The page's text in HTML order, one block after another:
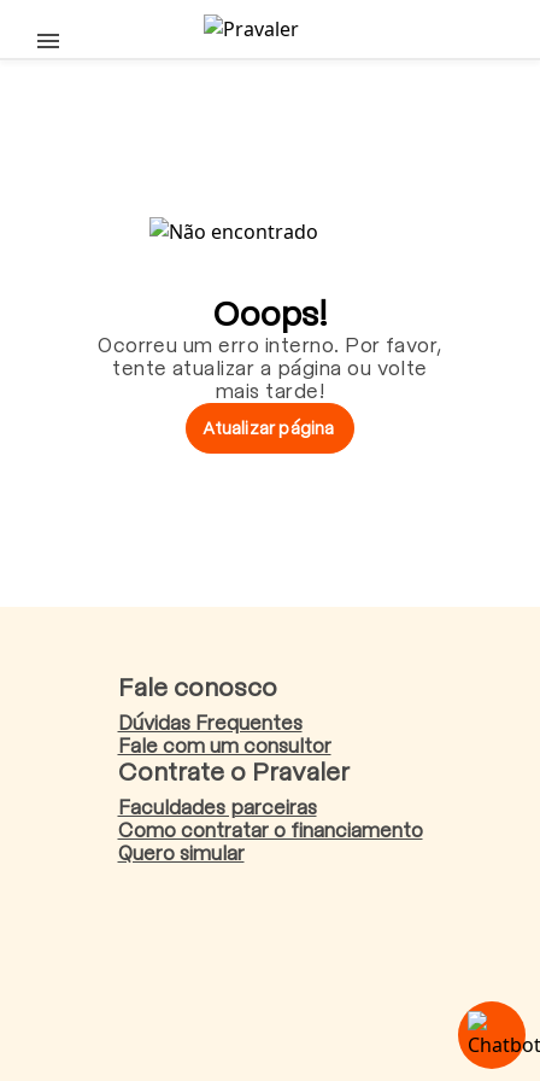
Pular para o conteúdo principal
Ooops!
Ocorreu um erro interno. Por favor,
tente atualizar a página ou volte
mais tarde!
Atualizar página
Fale conosco
Dúvidas Frequentes
Fale com um consultor
Contrate o Pravaler
Faculdades parceiras
Como contratar o financiamento
Quero simular